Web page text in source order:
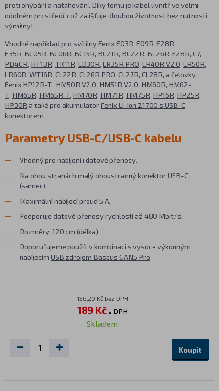
proti ohýbání a natahování. Díky tomu je kabel uvnitř ve velmi
odolném prostředí, což zajišťuje dlouhou životnost bez nutnosti
výměny!
Vhodné například pro svítilny Fenix E03R, E09R, E28R,
E35R, BC05R, BC06R, BC15R, BC21R, BC22R, BC26R, E28R, C7,
PD40R, HT18R, TK11R, LD30R, LR35R PRO, LR40R V2.0, LR50R,
LR60R, WT16R, CL22R, CL26R PRO, CL27R, CL28R, a čelovky
Fenix HP12R-T, HM50R V2.0, HM51R V2.0, HM60R, HM62-
T, HM65R, HM65R-T, HM70R, HM71R, HM75R, HP16R, HP25R,
HP30R a také pro akumulátorFenix Li-ion 21700 s USB-C
konektorem.
Parametry USB-C/USB-C kabelu
Vhodný pro nabíjení i datové přenosy.
Na obou stranách malý oboustranný konektor USB-C
(samec).
Maximální nabíjecí proud 5 A.
Podporuje datové přenosy rychlostí až 480 Mbit/s.
Rozměry: 120 cm (délka).
Doporučujeme použít v kombinaci s vysoce výkonným
nabíjecím USB zdrojem Baseus GAN5 Pro.
156,20 Kč bez DPH
189 Kčs DPH
Skladem
Koupit